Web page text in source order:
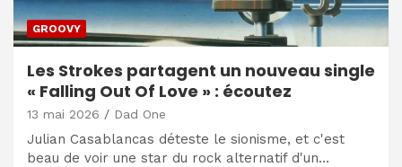
GROOVY
Les Strokes partagent un nouveau single
« Falling Out Of Love » : écoutez
13 mai 2026 Dad One
Julian Casablancas déteste le sionisme, et c'est
beau de voir une star du rock alternatif d'un…